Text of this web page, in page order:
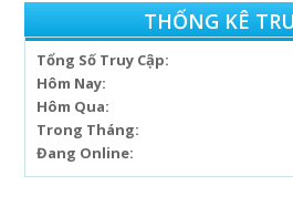
THỐNG KÊ
Tổng Số Truy Cập:
Hôm Nay:
Hôm Qua:
Trong Tháng:
Đang Online: